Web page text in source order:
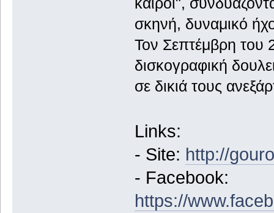
σκηνή, δυναμικό
Τον Σεπτέμβρη του
δισκογραφική
σε δικιά τους
Links:
- Site: http://
- Facebook:
https://